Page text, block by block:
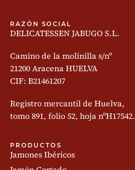
RAZÓN SOCIAL
DELICATESSEN JABUGO S.L.
Camino de la molinilla s/nº
21200 Aracena HUELVA
CIF: B21461207
Registro mercantil de Huelva,
tomo 891, folio 52, hoja nºH17542.
PRODUCTOS
Jamones Ibéricos